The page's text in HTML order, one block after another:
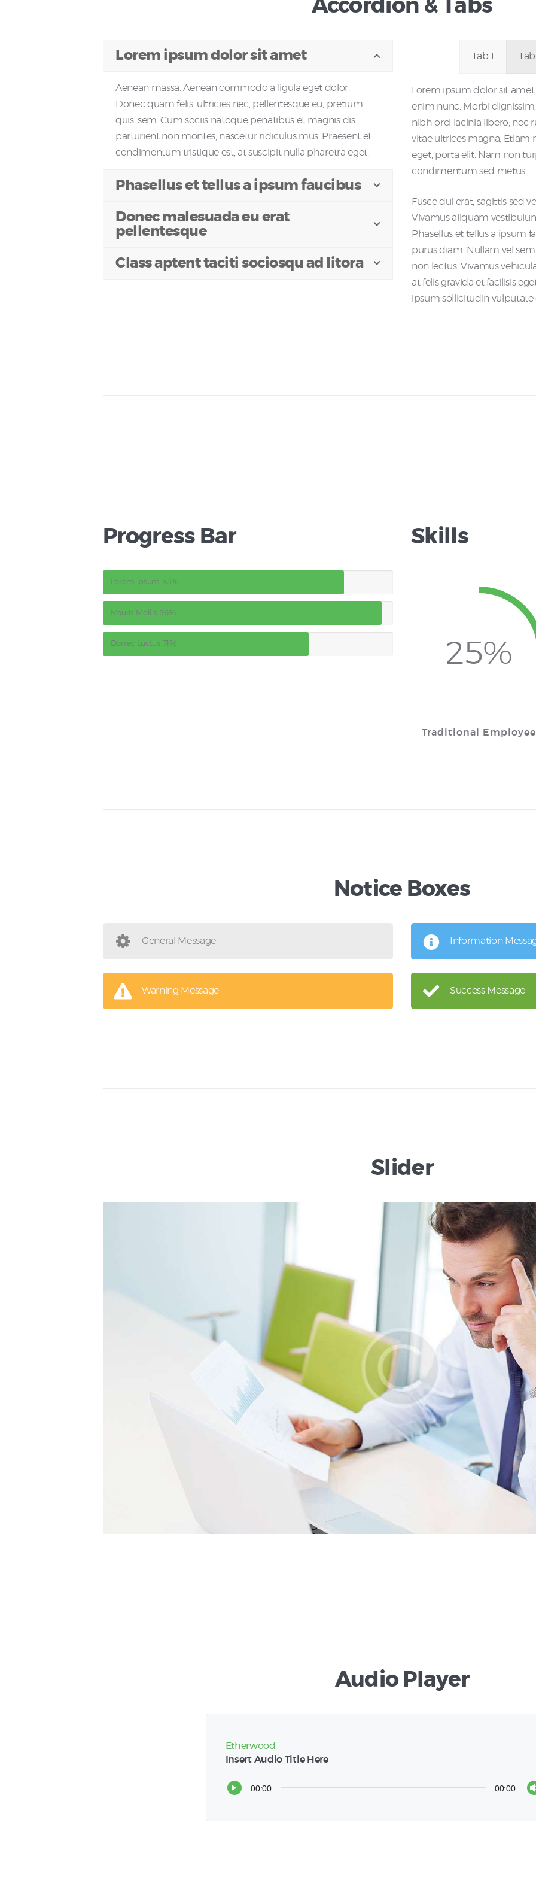
Accordion & Tabs
Lorem ipsum dolor sit amet
Aenean massa. Aenean commodo a ligula eget dolor.
Donec quam felis, ultricies nec, pellentesque eu, pretium
quis, sem. Cum sociis natoque penatibus et magnis dis
parturient non montes, nascetur ridiculus mus. Praesent et
condimentum tristique est, at suscipit nulla pharetra eget.
Phasellus et tellus a ipsum faucibus
Donec malesuada eu erat
pellentesque
Class aptent taciti sociosqu ad litora
Tab 1
Lorem ipsum dolor sit
enim nunc. Morbi
nibh orci lacinia libero, nec
vitae ultrices magna.
eget, porta elit. Nam non
condimentum sed metus.
Fusce dui erat, sagittis sed
Vivamus aliquam
Phasellus et tellus a ipsum
purus diam. Nullam vel
non lectus. Vivamus
at felis gravida et facilisis
ipsum sollicitudin vulputate
Progress Bar
Lorem ipsum 83%
Mauris Mollis 96%
Donec Luctus 71%
Skills
25%
Traditional Employee
Notice Boxes
General Message
Warning Message
Information
Success Message
Slider
Audio Player
Etherwood
Insert Audio Title Here
00:00 00:00